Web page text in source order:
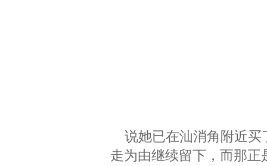
说她已在汕消角附近买
走为由继续留下，而那正